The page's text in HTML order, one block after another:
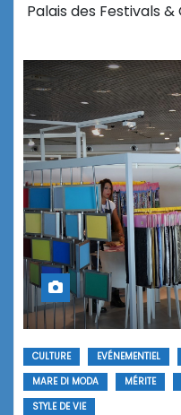
Palais des Festivals
CULTURE EVÉNEMENTIEL
MARE DI MODA
MÉRITE
STYLE DE VIE